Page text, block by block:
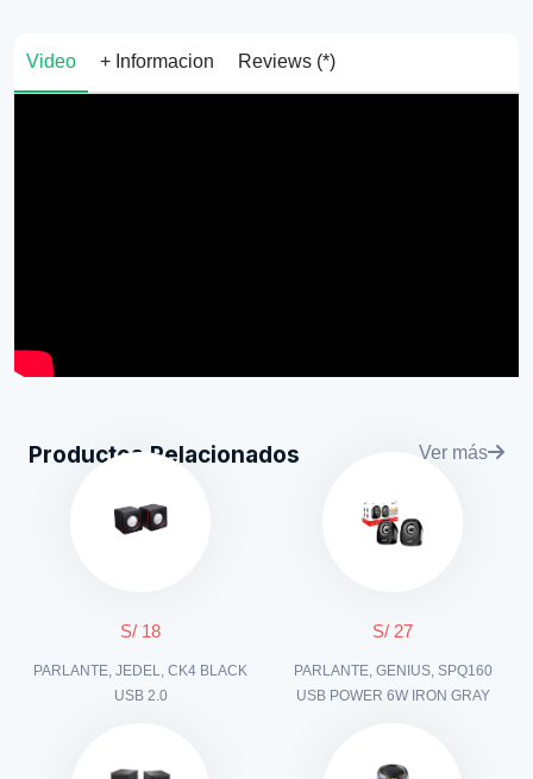
Video + Informacion Reviews (*)
Productos Relacionados Ver más
S/ 18
PARLANTE, JEDEL, CK4 BLACK
USB 2.0
S/ 27
PARLANTE, GENIUS, SPQ160
USB POWER 6W IRON GRAY